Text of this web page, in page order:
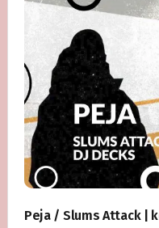
Peja / Slums Attack |